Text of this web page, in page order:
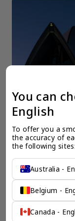
一个全
保驾护
奕资环球是您值得
咨询有限公司的零
咨询机构，接触世
凭借其战略优势，
You can
English
To offer you a
the accuracy of
the following sites:
Australia -
Belgium -
Canada -